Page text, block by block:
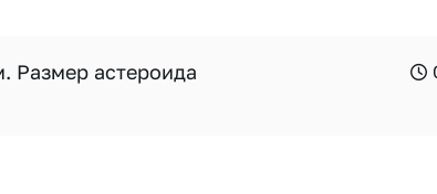
Размер астероида